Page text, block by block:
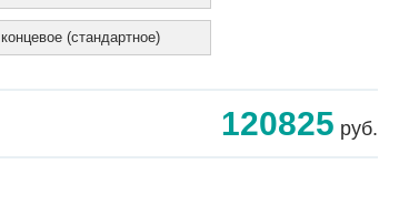
концевое (стандартное)
120825 руб.